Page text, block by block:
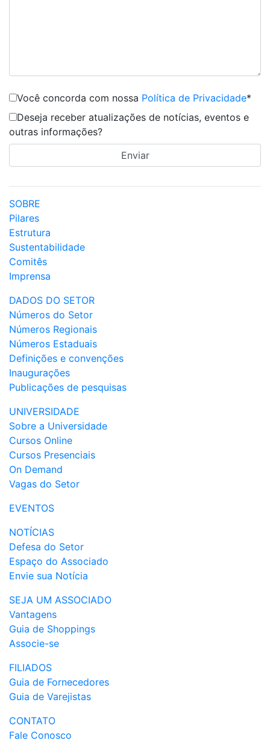
Você concorda com nossa Política de Privacidade*
Deseja receber atualizações de notícias, eventos e
outras informações?
SOBRE
Pilares
Estrutura
Sustentabilidade
Comitês
Imprensa
DADOS DO SETOR
Números do Setor
Números Regionais
Números Estaduais
Definições e convenções
Inaugurações
Publicações de pesquisas
UNIVERSIDADE
Sobre a Universidade
Cursos Online
Cursos Presenciais
On Demand
Vagas do Setor
EVENTOS
NOTÍCIAS
Defesa do Setor
Espaço do Associado
Envie sua Notícia
SEJA UM ASSOCIADO
Vantagens
Guia de Shoppings
Associe-se
FILIADOS
Guia de Fornecedores
Guia de Varejistas
CONTATO
Fale Conosco